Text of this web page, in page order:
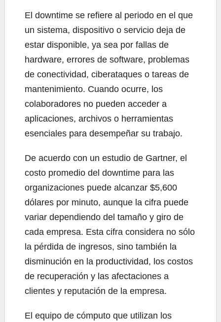
El downtime se refiere al periodo en el que
un sistema, dispositivo o servicio deja de
estar disponible, ya sea por fallas de
hardware, errores de software, problemas
de conectividad, ciberataques o tareas de
mantenimiento. Cuando ocurre, los
colaboradores no pueden acceder a
aplicaciones, archivos o herramientas
esenciales para desempeñar su trabajo.
De acuerdo con un estudio de Gartner, el
costo promedio del downtime para las
organizaciones puede alcanzar $5,600
dólares por minuto, aunque la cifra puede
variar dependiendo del tamaño y giro de
cada empresa. Esta cifra considera no sólo
la pérdida de ingresos, sino también la
disminución en la productividad, los costos
de recuperación y las afectaciones a
clientes y reputación de la empresa.
El equipo de cómputo que utilizan los